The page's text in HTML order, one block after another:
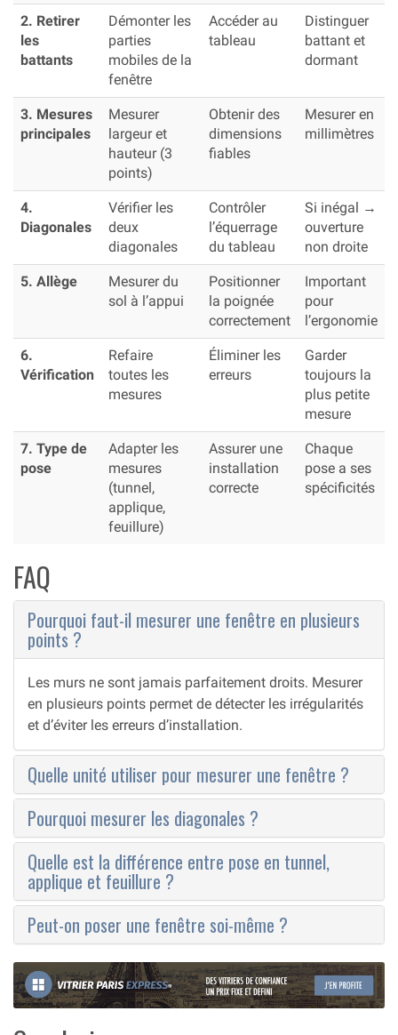
2. Retirer
les
battants
Démonter les
parties
mobiles de la
fenêtre
Accéder au
tableau
Distinguer
battant et
dormant
3. Mesures
principales
Mesurer
largeur et
hauteur (3
points)
Obtenir des
dimensions
fiables
Mesurer en
millimètres
4.
Diagonales
Vérifier les
deux
diagonales
Contrôler
l’équerrage
du tableau
Si inégal →
ouverture
non droite
5. Allège
Mesurer du
sol à l’appui
Positionner
la poignée
correctement
Important
pour
l’ergonomie
6.
Vérification
Refaire
toutes les
mesures
Éliminer les
erreurs
Garder
toujours la
plus petite
mesure
7. Type de
pose
Adapter les
mesures
(tunnel,
applique,
feuillure)
Assurer une
installation
correcte
Chaque
pose a ses
spécificités
FAQ
Pourquoi faut-il mesurer une fenêtre en plusieurs
points ?
Les murs ne sont jamais parfaitement droits. Mesurer
en plusieurs points permet de détecter les irrégularités
et d’éviter les erreurs d’installation.
Quelle unité utiliser pour mesurer une fenêtre ?
Pourquoi mesurer les diagonales ?
Quelle est la différence entre pose en tunnel,
applique et feuillure ?
Peut-on poser une fenêtre soi-même ?